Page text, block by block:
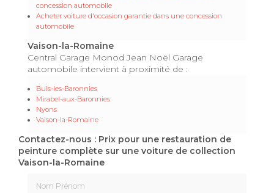
concession automobile
Acheter voiture d'occasion garantie dans une concession
automobile
Vaison-la-Romaine
Central Garage Monod Jean Noël Garage
automobile intervient à proximité de :
Buis-les-Baronnies
Mirabel-aux-Baronnies
Nyons
Vaison-la-Romaine
Contactez-nous : Prix pour une restauration de
peinture complète sur une voiture de collection
Vaison-la-Romaine